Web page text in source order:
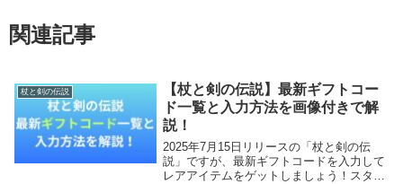
関連記事
杖と剣の伝説
【杖と剣の伝説】最新ギフトコー
ド一覧と入力方法を画像付きで解
説！
2025年7月15日リリースの「杖と剣の伝
説」ですが、最新ギフトコードを入力して
レアアイテムをゲットしましょう！スター